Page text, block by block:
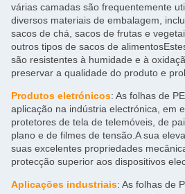
várias camadas são frequentemente
diversos materiais de embalagem,
sacos de chá, sacos de frutas e
outros tipos de sacos de
são resistentes à humidade e à
preservar a qualidade do produto e
Produtos eletrónicos: As folhas de
aplicação na indústria electrónica, em
protetores de tela de telemóveis, de
plano e de filmes de tensão.A sua
suas excelentes propriedades
protecção superior aos dispositivos
Aplicações industriais: As folhas de